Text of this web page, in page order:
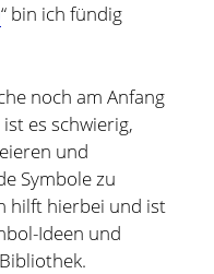
“ bin ich fündig
noch am Anfang
es schwierig,
und
Symbole zu
hilft hierbei und ist
Ideen und